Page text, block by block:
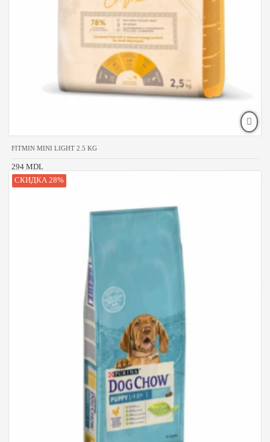
FITMIN MINI LIGHT 2.5 KG
294 MDL
СКИДКА 28%